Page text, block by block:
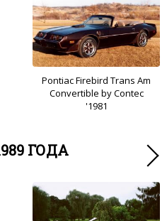
Pontiac Firebird Trans Am
Convertible by Contec
'1981
ГОДА